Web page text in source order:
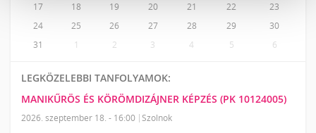
17
18 19 20 21 22
23
24
25 26 27 28 29
30
31
1 2 3 4 5 6
LEGKÖZELEBBI TANFOLYAMOK:
MANIKŰRÖS ÉS KÖRÖMDIZÁJNER KÉPZÉS (PK 10124005)
2026. szeptember 18. - 16:00 Szolnok